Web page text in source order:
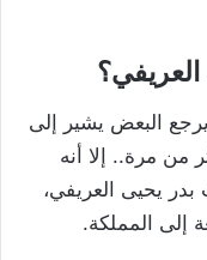
البعض يشير إلى
من مرة.. إلا أنه
يحيى العريفي،
إلى المملكة.